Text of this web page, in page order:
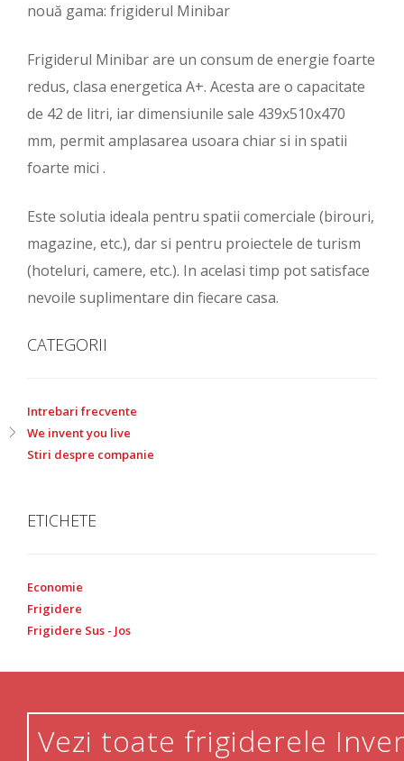
nouă gama: frigiderul Minibar
Frigiderul Minibar are un consum de energie foarte
redus, clasa energetica A+. Acesta are o capacitate
de 42 de litri, iar dimensiunile sale 439x510x470
mm, permit amplasarea usoara chiar si in spatii
foarte mici .
Este solutia ideala pentru spatii comerciale (birouri,
magazine, etc.), dar si pentru proiectele de turism
(hoteluri, camere, etc.). In acelasi timp pot satisface
nevoile suplimentare din fiecare casa.
CATEGORII
Intrebari frecvente
We invent you live
Stiri despre companie
ETICHETE
Economie
Frigidere
Frigidere Sus - Jos
Vezi toate frigiderele